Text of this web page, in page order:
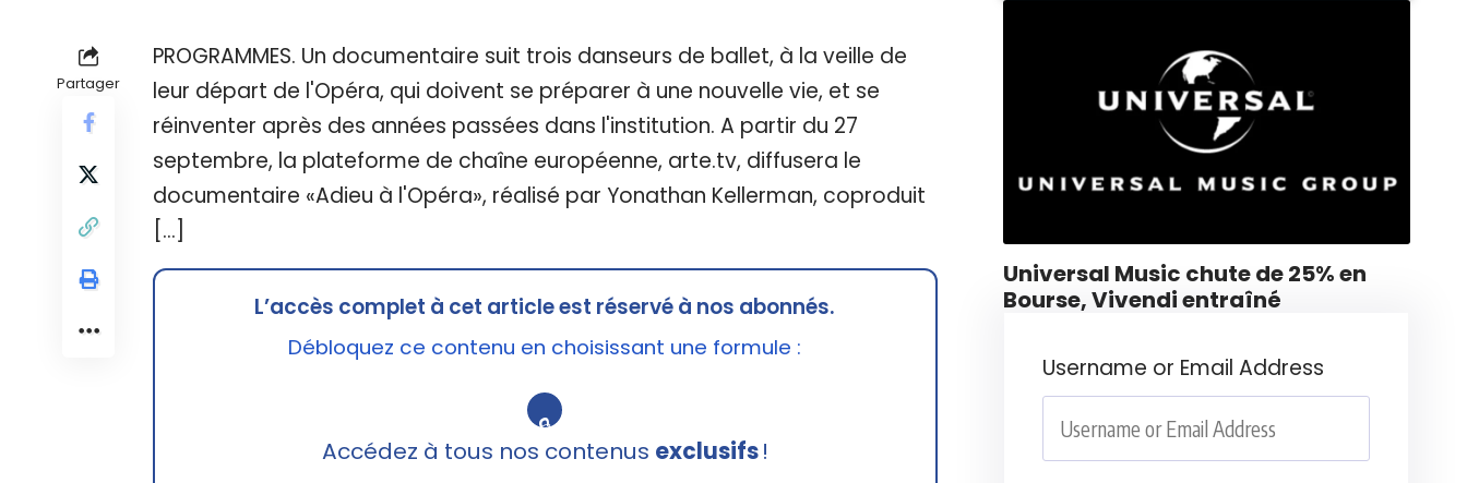
Partager
PROGRAMMES. Un documentaire suit trois danseurs de ballet, à la veille de
leur départ de l'Opéra, qui doivent se préparer à une nouvelle vie, et se
réinventer après des années passées dans l'institution. A partir du 27
septembre, la plateforme de chaîne européenne, arte.tv, diffusera le
documentaire «Adieu à l'Opéra», réalisé par Yonathan Kellerman, coproduit
[…]
L’accès complet à cet article est réservé à nos abonnés.
Débloquez ce contenu en choisissant une formule :
🔒
Accédez à tous nos contenus exclusifs!
Universal Music chute de 25% en
Bourse, Vivendi entraîné
Username or Email Address